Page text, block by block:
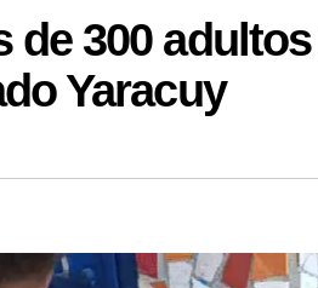
de 300
Yaracuy